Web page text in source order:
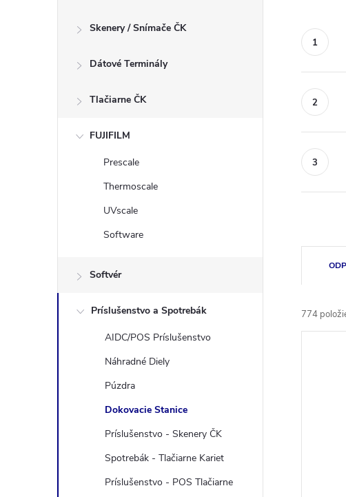
Skenery / Snímače ČK
Dátové Terminály
Tlačiarne ČK
FUJIFILM
Prescale
Thermoscale
UVscale
Software
Softvér
Príslušenstvo a Spotrebák
AIDC/POS Príslušenstvo
Náhradné Diely
Púzdra
Dokovacie Stanice
Príslušenstvo - Skenery ČK
Spotrebák - Tlačiarne Kariet
Príslušenstvo - POS Tlačiarne
a
d
774